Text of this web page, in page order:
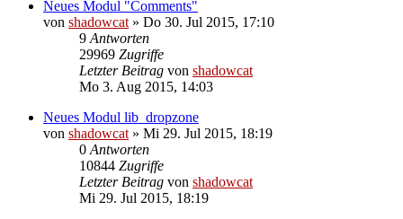
Neues Modul "Comments"
von shadowcat » Do 30. Jul 2015, 17:10
9 Antworten
29969 Zugriffe
Letzter Beitrag von shadowcat
Mo 3. Aug 2015, 14:03
Neues Modul lib_dropzone
von shadowcat » Mi 29. Jul 2015, 18:19
0 Antworten
10844 Zugriffe
Letzter Beitrag von shadowcat
Mi 29. Jul 2015, 18:19